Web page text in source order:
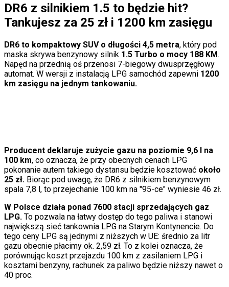
DR6 z silnikiem 1.5 to będzie hit?
Tankujesz za 25 zł i 1200 km zasięgu
DR6 to kompaktowy SUV o długości 4,5 metra, który pod
maska skrywa benzynowy silnik 1.5 Turbo o mocy 188 KM.
Napęd na przednią oś przenosi 7-biegowy dwusprzęgłowy
automat. W wersji z instalacją LPG samochód zapewni 1200
km zasięgu na jednym tankowaniu.
Producent deklaruje zużycie gazu na poziomie 9,6 l na
100 km, co oznacza, że przy obecnych cenach LPG
pokonanie autem takiego dystansu będzie kosztować około
25 zł. Biorąc pod uwagę, że DR6 z silnikiem benzynowym
spala 7,8 l, to przejechanie 100 km na "95-ce" wyniesie 46 zł.
W Polsce działa ponad 7600 stacji sprzedających gaz
LPG. To pozwala na łatwy dostęp do tego paliwa i stanowi
największą sieć tankownia LPG na Starym Kontynencie. Do
tego ceny LPG są jednymi z niższych w UE: średnio za litr
gazu obecnie płacimy ok. 2,59 zł. To z kolei oznacza, że
porównując koszt przejazdu 100 km z zasilaniem LPG i
kosztami benzyny, rachunek za paliwo będzie niższy nawet o
40 proc.